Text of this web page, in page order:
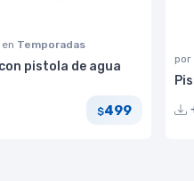
en Temporadas
pistola de agua
$499
por